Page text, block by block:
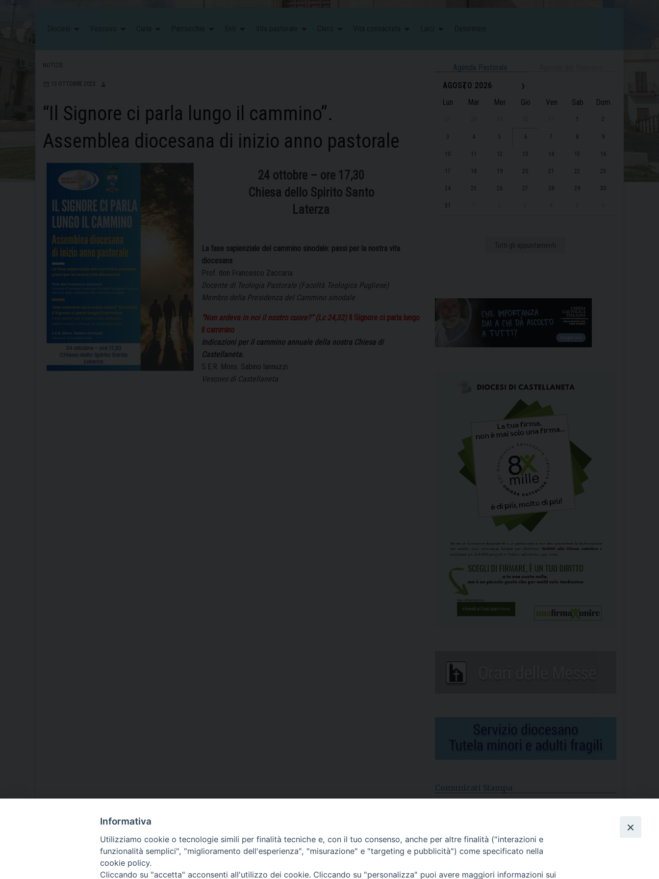
NOTIZIE
13 OTTOBRE 2023
“Il Signore ci parla lungo il cammino”.
Assemblea diocesana di inizio anno pastorale
24 ottobre – ore 17,30
Chiesa dello Spirito Santo
Laterza
La fase sapienziale del cammino sinodale: passi per la nostra vita
diocesana
Prof. don Francesco Zaccaria
Docente di Teologia Pastorale (Facoltà Teologica Pugliese)
Membro della Presidenza del Cammino sinodale
“Non ardeva in noi il nostro cuore?” (Lc 24,32)Il Signore ci parla lungo
il cammino
Indicazioni per il cammino annuale della nostra Chiesa di
Castellaneta.
S.E.R. Mons. Sabino lannuzzi
Vescovo di Castellaneta
Agenda Pastorale
‹
AGOSTO 2026 ›
Lun Mar Mer Gio Ven Sab Dom
1 2
3 4 5 6 7 8 9
10 11 12 13 14 15 16
17 18 19 20 21 22 23
24 25 26 27 28 29 30
31
Comunicati Stampa
Nasce la Consulta Diocesana delle Aggregazioni Laicali di
Castellaneta
Archivio comunicati stampa
Informativa
Utilizziamo cookie o tecnologie simili per finalità tecniche e, con il tuo consenso, anche per altre finalità ("interazioni e
funzionalità semplici", "miglioramento dell'esperienza", "misurazione" e "targeting e pubblicità") come specificato nella
cookie policy.
Cliccando su "accetta" acconsenti all'utilizzo dei cookie. Cliccando su "personalizza" puoi avere maggiori informazioni sui